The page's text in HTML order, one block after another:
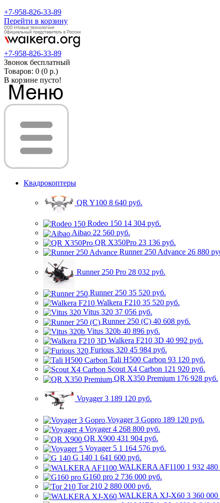
+7-958-826-33-89
Перейти в корзину
+7-958-826-33-89
Звонок бесплатный
Товаров: 0 (0 р.)
В корзине пусто!
Квадрокоптеры
QR Y100 8 640 руб.
Rodeo 150 14 304 руб.
Aibao 22 560 руб.
QR X350Pro 23 136 руб.
Runner 250 Advance 26 880
Runner 250 Pro 28 032 руб.
Runner 250 35 520 руб.
Walkera F210 35 520 руб.
Vitus 320 37 056 руб.
Runner 250 (C) 40 608 руб.
Vitus 320b 40 896 руб.
Walkera F210 3D 40 992 руб.
Furious 320 45 984 руб.
Tali H500 Carbon 93 120 руб.
Scout X4 Carbon 121 920 руб.
QR X350 Premium 176 928 руб.
Voyager 3 189 120 руб.
Voyager 3 Gopro 189 120 руб.
Voyager 4 268 800 руб.
QR X900 431 904 руб.
Voyager 5 1 164 576 руб.
G 140 1 641 600 руб.
WALKERA AF1100 1 932 480
G160 pro 2 736 000 руб.
Tor 210 2 880 000 руб.
WALKERA XJ-X60 3 360 000